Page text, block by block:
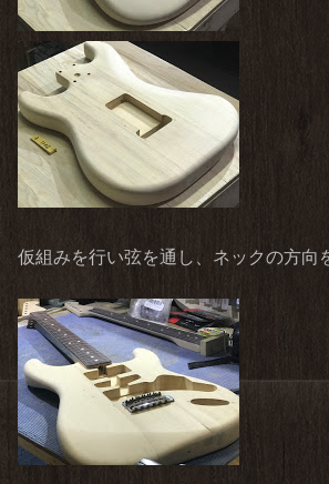
仮組みを行い弦を通し、ネックの方向